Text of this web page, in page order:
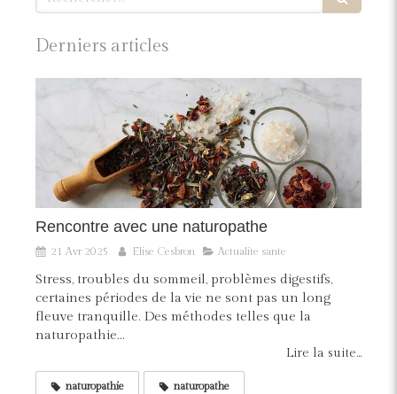
Derniers articles
Rencontre avec une naturopathe
21 Avr 2025 Elise Cesbron Actualite sante
Stress, troubles du sommeil, problèmes digestifs,
certaines périodes de la vie ne sont pas un long
fleuve tranquille. Des méthodes telles que la
naturopathie...
Lire la suite...
naturopathie naturopathe